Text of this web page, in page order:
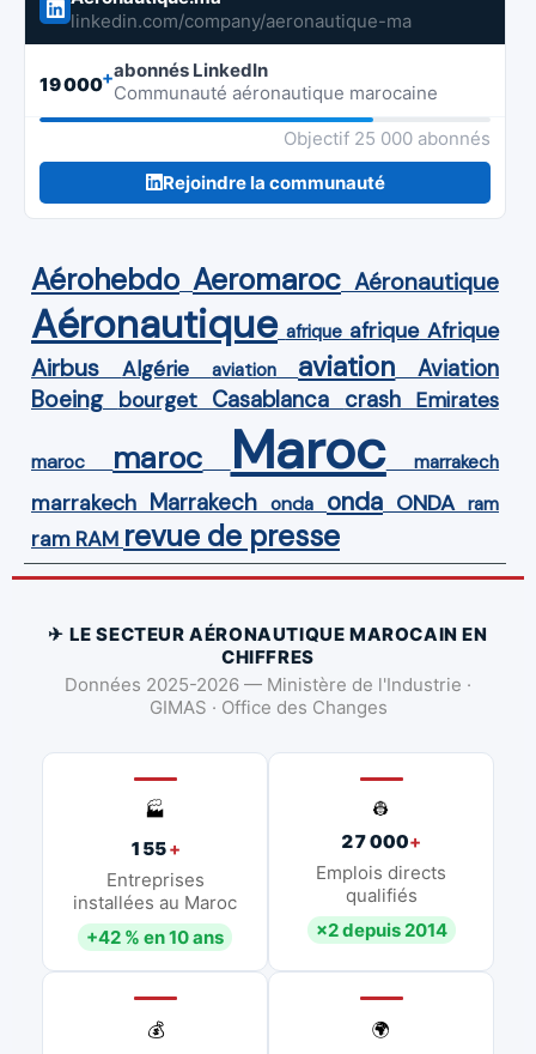
linkedin.com/company/aeronautique-ma
19 000+abonnés LinkedIn
Communauté aéronautique marocaine
Objectif 25 000 abonnés
Rejoindre la communauté
Aérohebdo Aeromaroc Aéronautique
Aéronautique afrique afrique Afrique
Airbus Algérie aviation aviation Aviation
Boeing bourget Casablanca crash Emirates
maroc maroc Maroc marrakech
marrakech Marrakech onda onda ONDA ram
ram RAM revue de presse
✈ LE SECTEUR AÉRONAUTIQUE MAROCAIN EN
CHIFFRES
Données 2025-2026 — Ministère de l'Industrie ·
GIMAS · Office des Changes
🏭
155+
Entreprises
installées au Maroc
+42 % en 10 ans
👷
27 000+
Emplois directs
qualifiés
×2 depuis 2014
💰
🌍